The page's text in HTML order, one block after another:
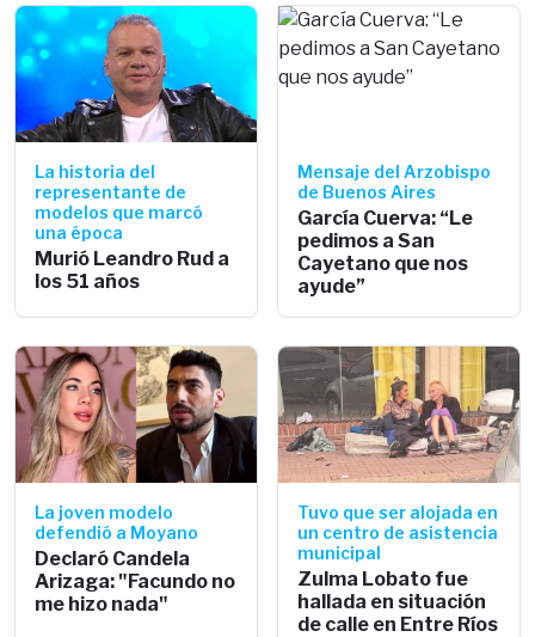
La historia del
representante de
modelos que marcó
una época
Murió Leandro Rud a
los 51 años
Mensaje del Arzobispo
de Buenos Aires
García Cuerva: “Le
pedimos a San
Cayetano que nos
ayude”
La joven modelo
defendió a Moyano
Declaró Candela
Arizaga: "Facundo no
me hizo nada"
Tuvo que ser alojada en
un centro de asistencia
municipal
Zulma Lobato fue
hallada en situación
de calle en Entre Ríos